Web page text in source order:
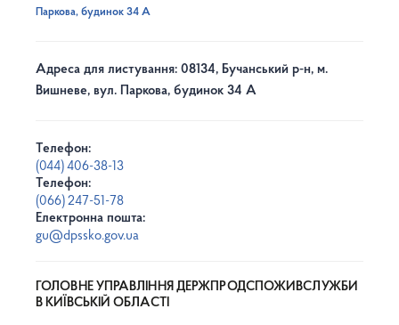
Паркова, будинок 34 А
Адреса для листування: 08134, Бучанський р-н, м.
Вишневе, вул. Паркова, будинок 34 А
Телефон:
(044) 406-38-13
Телефон:
(066) 247-51-78
Електронна пошта:
gu@dpssko.gov.ua
ГОЛОВНЕ УПРАВЛІННЯ ДЕРЖПРОДСПОЖИВСЛУЖБИ
В КИЇВСЬКІЙ ОБЛАСТІ